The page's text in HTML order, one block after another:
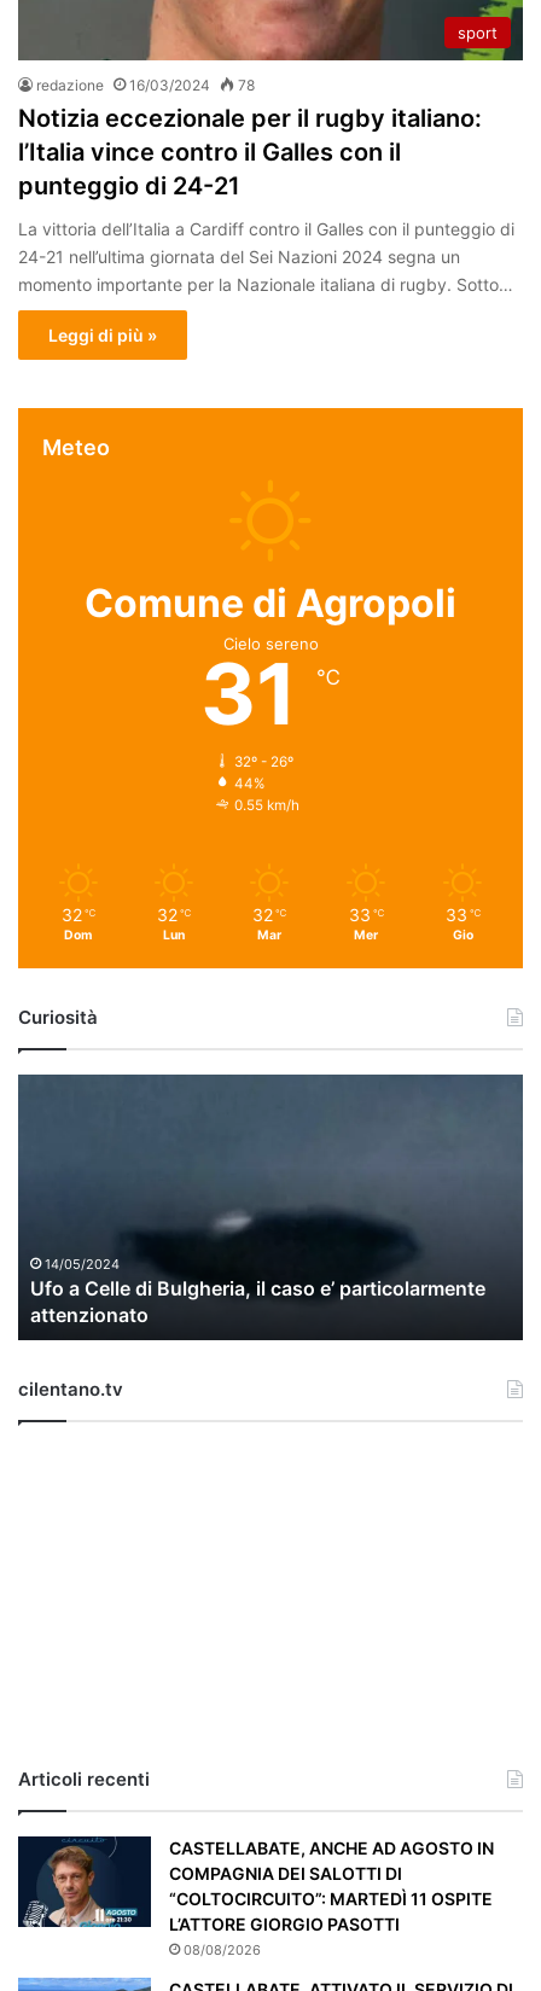
sport
redazione 16/03/2024 78
Notizia eccezionale per il rugby italiano:
l’Italia vince contro il Galles con il
punteggio di 24-21
La vittoria dell’Italia a Cardiff contro il Galles con il punteggio di
24-21 nell’ultima giornata del Sei Nazioni 2024 segna un
momento importante per la Nazionale italiana di rugby. Sotto…
Leggi di più »
Meteo
Comune di Agropoli
Cielo sereno
31 ℃
32º - 26º
44%
0.55 km/h
32 ℃
Dom
32 ℃
Lun
32 ℃
Mar
33 ℃
Mer
33 ℃
Gio
Curiosità
i
u
l
e
p
i
o
14/05/2024
Ufo a Celle di Bulgheria, il caso e’ particolarmente
attenzionato
cilentano.tv
Articoli recenti
CASTELLABATE, ANCHE AD AGOSTO IN
COMPAGNIA DEI SALOTTI DI
“COLTOCIRCUITO”: MARTEDÌ 11 OSPITE
L’ATTORE GIORGIO PASOTTI
08/08/2026